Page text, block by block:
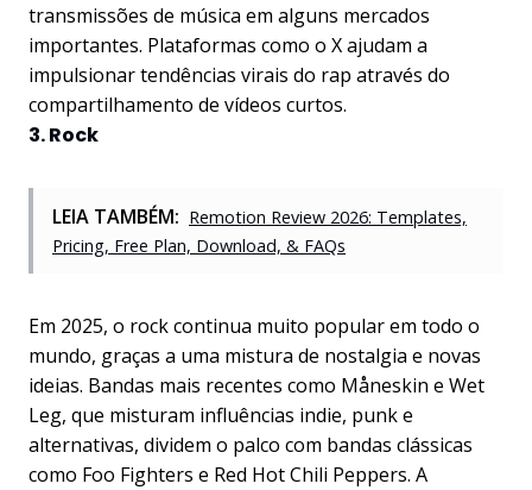
transmissões de música em alguns mercados
importantes. Plataformas como o X ajudam a
impulsionar tendências virais do rap através do
compartilhamento de vídeos curtos.
3. Rock
LEIA TAMBÉM: Remotion Review 2026: Templates,
Pricing, Free Plan, Download, & FAQs
Em 2025, o rock continua muito popular em todo o
mundo, graças a uma mistura de nostalgia e novas
ideias. Bandas mais recentes como Måneskin e Wet
Leg, que misturam influências indie, punk e
alternativas, dividem o palco com bandas clássicas
como Foo Fighters e Red Hot Chili Peppers. A